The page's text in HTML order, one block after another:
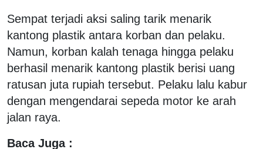
Sempat terjadi aksi saling tarik menarik
kantong plastik antara korban dan pelaku.
Namun, korban kalah tenaga hingga pelaku
berhasil menarik kantong plastik berisi uang
ratusan juta rupiah tersebut. Pelaku lalu kabur
dengan mengendarai sepeda motor ke arah
jalan raya.
Baca Juga :